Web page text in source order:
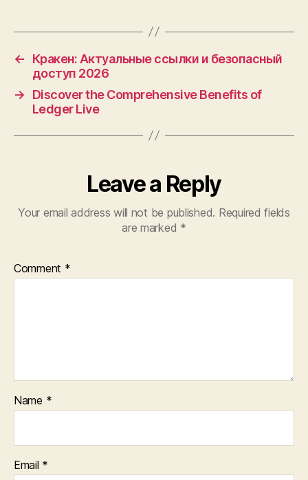
←
Кракен: Актуальные ссылки и безопасный
доступ 2026
→
Discover the Comprehensive Benefits of
Ledger Live
Leave a Reply
Your email address will not be published. Required fields
are marked *
Comment *
Name *
Email *